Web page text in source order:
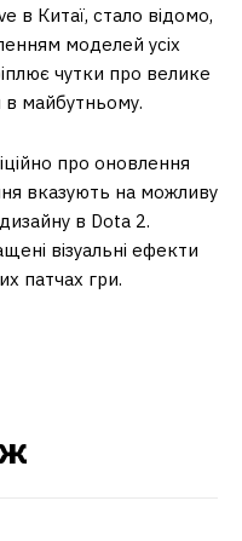
в Китаї, стало відомо,
моделей усіх
чутки про велике
в майбутньому.
про оновлення
вказують на можливу
в Dota 2.
візуальні ефекти
патчах гри.